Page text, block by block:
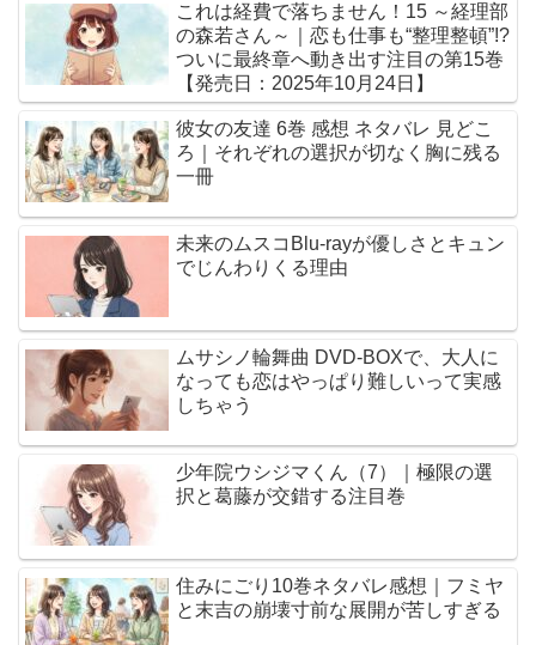
これは経費で落ちません！15 ～経理部
の森若さん～｜恋も仕事も“整理整頓”!?
ついに最終章へ動き出す注目の第15巻
【発売日：2025年10月24日】
彼女の友達 6巻 感想 ネタバレ 見どこ
ろ｜それぞれの選択が切なく胸に残る
一冊
未来のムスコBlu-rayが優しさとキュン
でじんわりくる理由
ムサシノ輪舞曲 DVD-BOXで、大人に
なっても恋はやっぱり難しいって実感
しちゃう
少年院ウシジマくん（7）｜極限の選
択と葛藤が交錯する注目巻
住みにごり10巻ネタバレ感想｜フミヤ
と末吉の崩壊寸前な展開が苦しすぎる